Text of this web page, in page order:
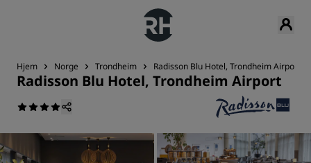
Hjem Norge Trondheim Radisson Blu Hotel, Trondheim Airport
Radisson Blu Hotel, Trondheim Airport